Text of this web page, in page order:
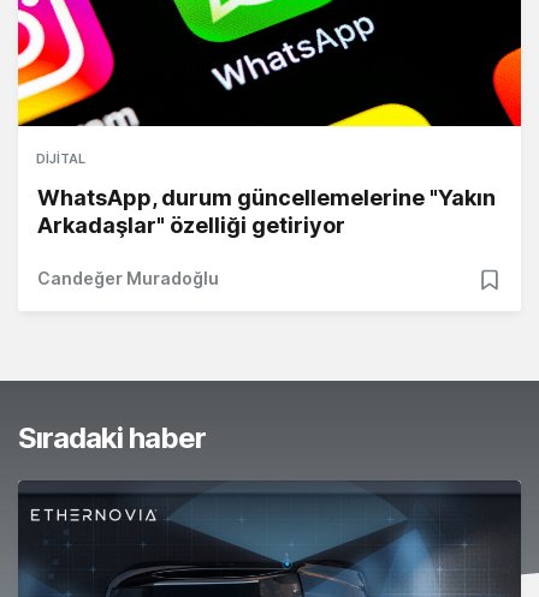
DIJITAL
WhatsApp, durum güncellemelerine "Yakın
Arkadaşlar" özelliği getiriyor
Candeğer Muradoğlu
Sıradaki haber